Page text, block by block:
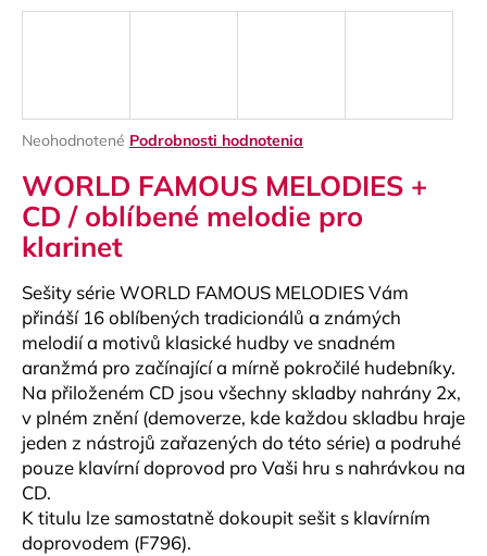
Priemerné
produktu
je
0,0
z
5
hviezdičiek.
Neohodnotené Podrobnosti hodnotenia
WORLD FAMOUS MELODIES +
CD / oblíbené melodie pro
klarinet
Sešity série WORLD FAMOUS MELODIES Vám
přináší 16 oblíbených tradicionálů a známých
melodií a motivů klasické hudby ve snadném
aranžmá pro začínající a mírně pokročilé hudebníky.
Na přiloženém CD jsou všechny skladby nahrány 2x,
v plném znění (demoverze, kde každou skladbu hraje
jeden z nástrojů zařazených do této série) a podruhé
pouze klavírní doprovod pro Vaši hru s nahrávkou na
CD.
K titulu lze samostatně dokoupit sešit s klavírním
doprovodem (F796).
ť
?
O
d
p
o
r
ú
č
a
m